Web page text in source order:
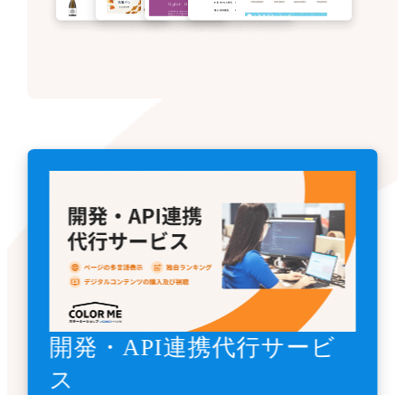
《先着3名》ECサイトリニ
ューアル支援金
《毎月先着5名》ECサイト
導入支援金
開発・API連携代行サービ
ス